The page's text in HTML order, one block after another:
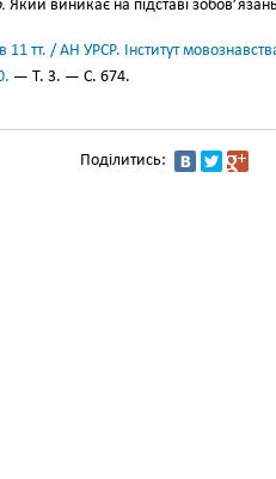
Який виникає на підставі
11 тт. / АН УРСР. Інститут
— Т. 3. — С. 674.
Поділитись: